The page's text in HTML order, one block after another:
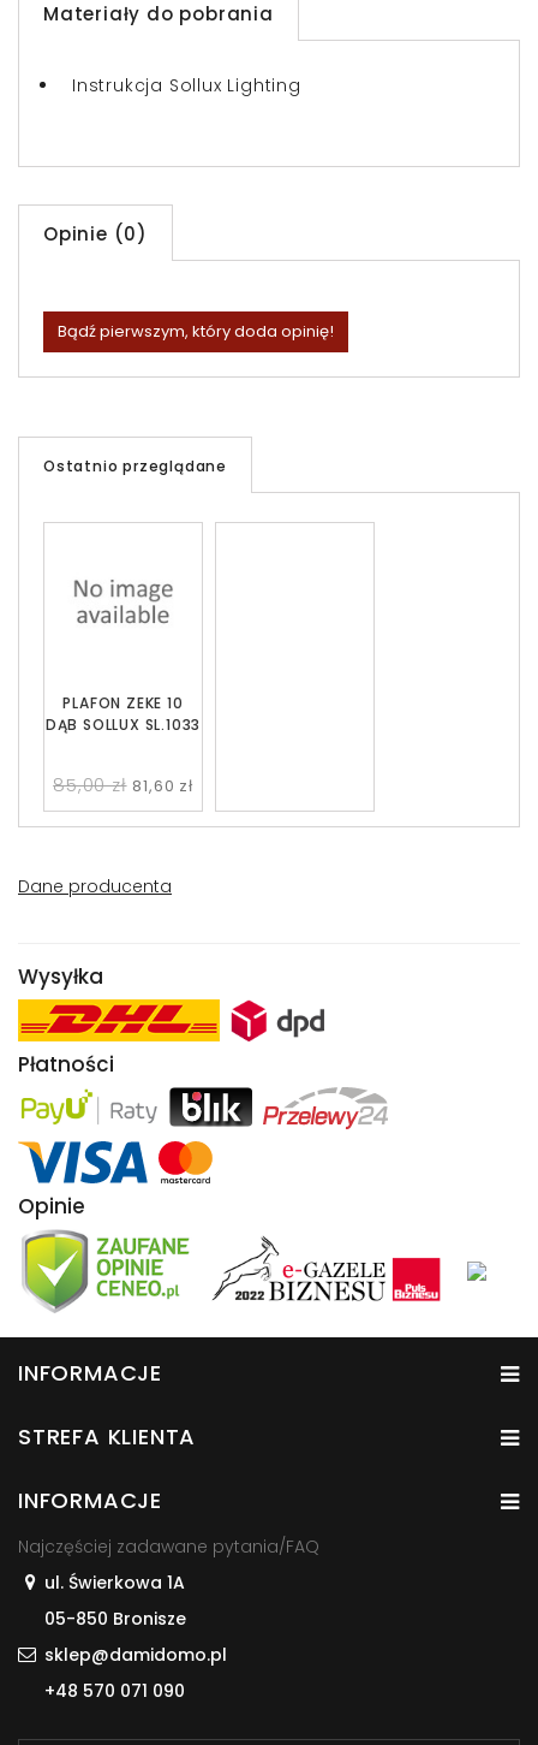
Materiały do pobrania
Instrukcja Sollux Lighting
Opinie (0)
Bądź pierwszym, który doda opinię!
Ostatnio przeglądane
PLAFON ZEKE 10
DĄB SOLLUX SL.1033
85,00 zł 81,60 zł
Dane producenta
Wysyłka
Płatności
Opinie
INFORMACJE
STREFA KLIENTA
INFORMACJE
Najczęściej zadawane pytania/FAQ
ul. Świerkowa 1A
05-850 Bronisze
sklep@damidomo.pl
+48 570 071 090